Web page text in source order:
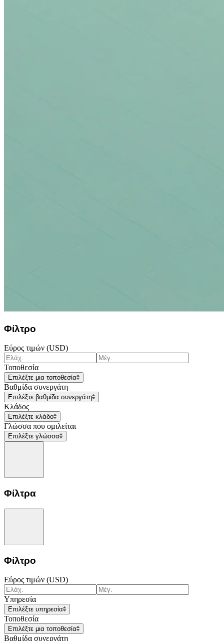
Φίλτρο
Εύρος τιμών (USD)
Τοποθεσία
Επιλέξτε μια τοποθεσία
Βαθμίδα συνεργάτη
Επιλέξτε βαθμίδα συνεργάτη
Κλάδος
Επιλέξτε κλάδο
Γλώσσα που ομιλείται
Επιλέξτε γλώσσα
Φίλτρα
Φίλτρο
Εύρος τιμών (USD)
Υπηρεσία
Επιλέξτε υπηρεσία
Τοποθεσία
Επιλέξτε μια τοποθεσία
Βαθμίδα συνεργάτη